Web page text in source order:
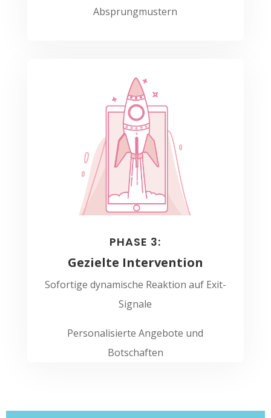
Absprungmustern
PHASE 3:
Gezielte Intervention
Sofortige dynamische Reaktion auf Exit-
Signale
Personalisierte Angebote und
Botschaften